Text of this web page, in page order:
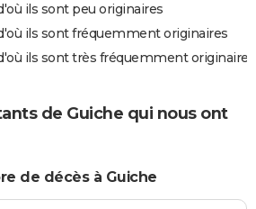
ils sont peu originaires
ils sont fréquemment originaires
ils sont très fréquemment originaires
de Guiche qui nous ont
de décès à Guiche